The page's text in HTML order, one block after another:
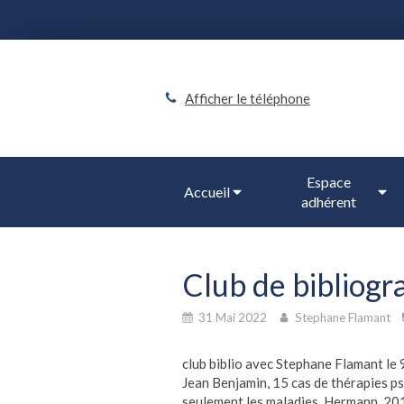
Afficher le téléphone
Accueil
Espace
adhérent
Club de
31 Mai 2022 Stephane Flamant
club biblio avec Stephane Flamant le
Jean Benjamin, 15 cas de thérapies